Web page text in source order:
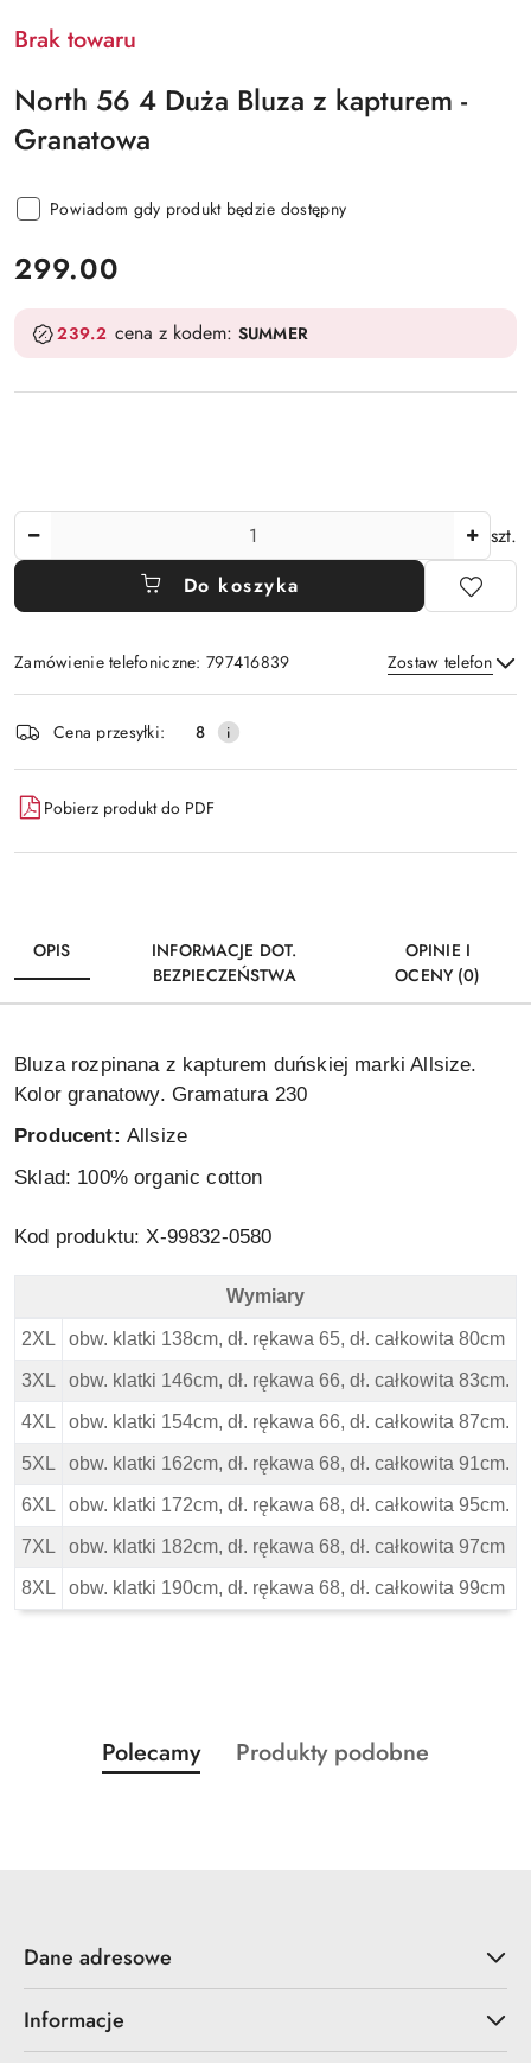
Brak towaru
North 56 4 Duża Bluza z kapturem -
Granatowa
Powiadom gdy produkt będzie dostępny
cena:
299.00
239.2 cena z kodem: SUMMER
szt.
Do koszyka
Zamówienie telefoniczne: 797416839 Zostaw telefon
Wyślij
i
dostawa
Cena przesyłki: 8
Pobierz produkt do PDF
OPIS
INFORMACJE DOT.
BEZPIECZEŃSTWA
OPINIE I
OCENY (0)
Bluza rozpinana z kapturem duńskiej marki Allsize.
Kolor granatowy. Gramatura 230
Producent: Allsize
Sklad: 100% organic cotton
Kod produktu: X-99832-0580
North 56 4 Duża Bluza z kapturem - Czarna - Wymiary
Wymiary
2XL obw. klatki 138cm, dł. rękawa 65, dł. całkowita 80cm
3XL obw. klatki 146cm, dł. rękawa 66, dł. całkowita 83cm.
4XL obw. klatki 154cm, dł. rękawa 66, dł. całkowita 87cm.
5XL obw. klatki 162cm, dł. rękawa 68, dł. całkowita 91cm.
6XL obw. klatki 172cm, dł. rękawa 68, dł. całkowita 95cm.
7XL obw. klatki 182cm, dł. rękawa 68, dł. całkowita 97cm
8XL obw. klatki 190cm, dł. rękawa 68, dł. całkowita 99cm
Pomiń karuzelę produktów
Produkty
o
Polecamy
Produkty
Produkty podobne
Dane adresowe
Informacje